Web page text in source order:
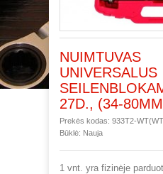
NUIMTUVAS
UNIVERSALUS
27D., (34-
Prekės kodas: 933T2-
Būklė: Nauja
1 vnt. yra fizinėje